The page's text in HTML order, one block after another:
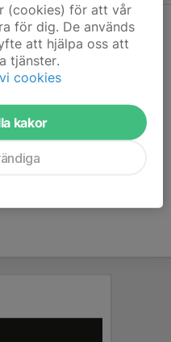
tjejlag!
tisdagar i Bollhallen 17:30-
(cookies) för att vår
för dig. De används
att hjälpa oss att
tjänster.
cookies
kakor